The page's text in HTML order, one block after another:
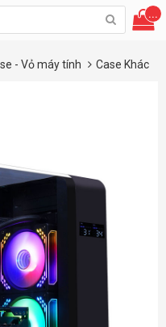
...
- Vỏ máy tính Case Khác